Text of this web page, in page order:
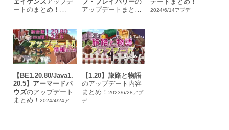
ェイケンズ アップデ
ートのまとめ！
ブ・ブレイバリーの
アップデートまと
デートまとめ！
2024/6/14アプデ
【BE1.20.80/Java1.
20.5】アーマードパ
ウズのアップデート
まとめ！ 2024/4/24アプ
【1.20】旅路と物語
のアップデート内容
まとめ！ 2023/6/28アプ
デ